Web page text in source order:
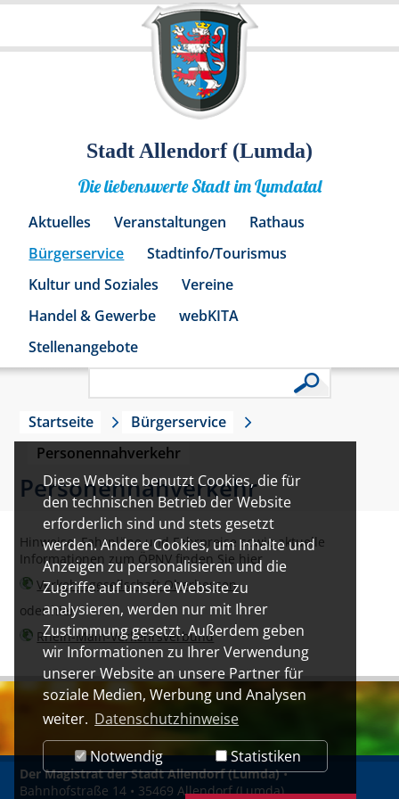
Diese Website benutzt Cookies, die für
den technischen Betrieb der Website
erforderlich sind und stets gesetzt
werden. Andere Cookies, um Inhalte und
Anzeigen zu personalisieren und die
Zugriffe auf unsere Website zu
analysieren, werden nur mit Ihrer
Zustimmung gesetzt. Außerdem geben
wir Informationen zu Ihrer Verwendung
unserer Website an unsere Partner für
soziale Medien, Werbung und Analysen
weiter. Datenschutzhinweise
Notwendig
Statistiken
Stadt Allendorf (Lumda)
Die liebenswerte Stadt im Lumdatal
Aktuelles Veranstaltungen
Rathaus
Bürgerservice
Stadtinfo/Tourismus
Kultur und Soziales
Vereine
Handel & Gewerbe
webKITA
Stellenangebote
Startseite
Bürgerservice
Personennahverkehr
Personennahverkehr
Hinweise, Fahrpläne und Fahrpreise sowie aktuelle
Informationen zum ÖPNV finden Sie hier
Verkehrsgesellschaft Oberhessen
oder hier
Rhein-Main-Verkehrsverbund
Der Magistrat der Stadt Allendorf (Lumda)•
Bahnhofstraße 14 • 35469 Allendorf (Lumda)